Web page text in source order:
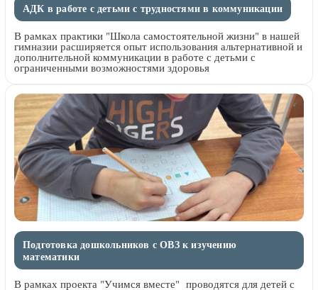
АДК в работе с детьми с трудностями в коммуникации
В рамках практики "Школа самостоятельной жизни" в нашей
гимназии расширяется опыт использования альтернативной и
дополнительной коммуникации в работе с детьми с
ограниченными возможностями здоровья
Подготовка дошкольников с ОВЗ к изучению
математики
В рамках проекта "Учимся вместе" проводятся для детей с